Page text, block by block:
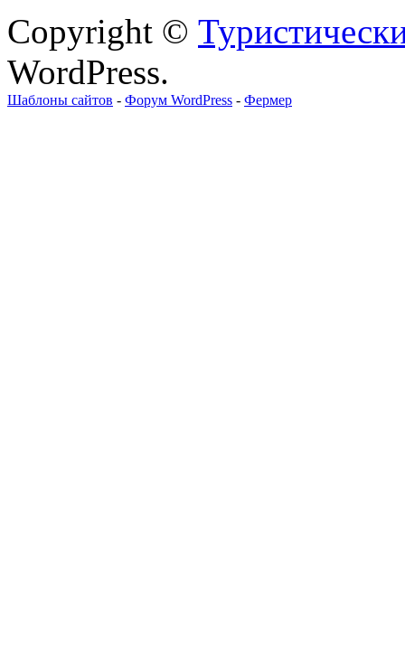
Copyright ©
WordPress.
Шаблоны сайтов - Форум WordPress - Фермер